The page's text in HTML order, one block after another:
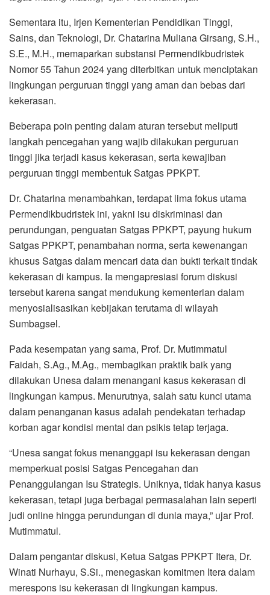
Sementara itu, Irjen Kementerian Pendidikan Tinggi,
Sains, dan Teknologi, Dr. Chatarina Muliana Girsang, S.H.,
S.E., M.H., memaparkan substansi Permendikbudristek
Nomor 55 Tahun 2024 yang diterbitkan untuk menciptakan
lingkungan perguruan tinggi yang aman dan bebas dari
kekerasan.
Beberapa poin penting dalam aturan tersebut meliputi
langkah pencegahan yang wajib dilakukan perguruan
tinggi jika terjadi kasus kekerasan, serta kewajiban
perguruan tinggi membentuk Satgas PPKPT.
Dr. Chatarina menambahkan, terdapat lima fokus utama
Permendikbudristek ini, yakni isu diskriminasi dan
perundungan, penguatan Satgas PPKPT, payung hukum
Satgas PPKPT, penambahan norma, serta kewenangan
khusus Satgas dalam mencari data dan bukti terkait tindak
kekerasan di kampus. Ia mengapresiasi forum diskusi
tersebut karena sangat mendukung kementerian dalam
menyosialisasikan kebijakan terutama di wilayah
Sumbagsel.
Pada kesempatan yang sama, Prof. Dr. Mutimmatul
Faidah, S.Ag., M.Ag., membagikan praktik baik yang
dilakukan Unesa dalam menangani kasus kekerasan di
lingkungan kampus. Menurutnya, salah satu kunci utama
dalam penanganan kasus adalah pendekatan terhadap
korban agar kondisi mental dan psikis tetap terjaga.
“Unesa sangat fokus menanggapi isu kekerasan dengan
memperkuat posisi Satgas Pencegahan dan
Penanggulangan Isu Strategis. Uniknya, tidak hanya kasus
kekerasan, tetapi juga berbagai permasalahan lain seperti
judi online hingga perundungan di dunia maya,” ujar Prof.
Mutimmatul.
Dalam pengantar diskusi, Ketua Satgas PPKPT Itera, Dr.
Winati Nurhayu, S.Si., menegaskan komitmen Itera dalam
merespons isu kekerasan di lingkungan kampus.